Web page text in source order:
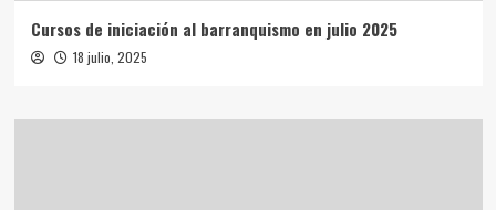
Cursos de iniciación al barranquismo en julio 2025
18 julio, 2025